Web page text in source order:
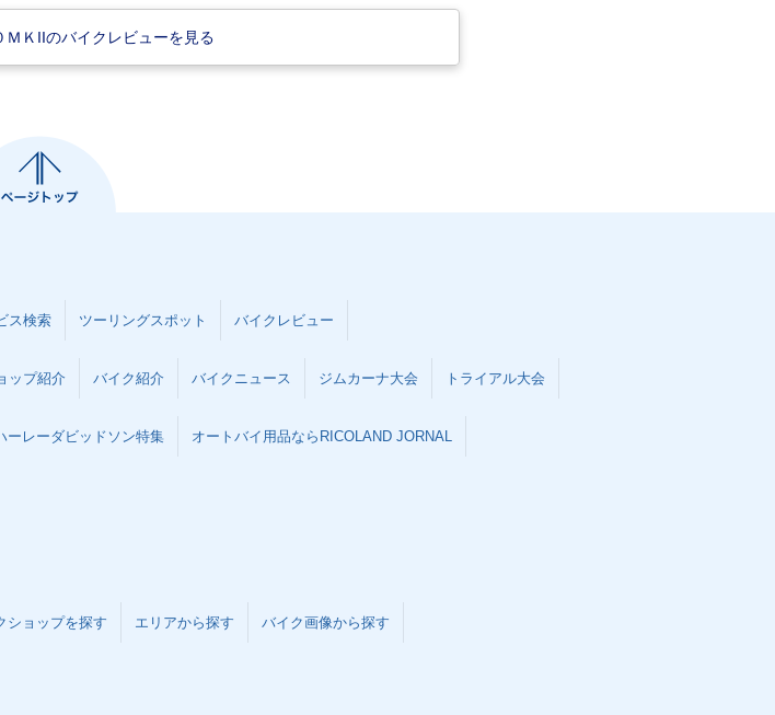
ＭＫIIのバイクレビューを見る
ス検索 ツーリングスポット バイクレビュー
ップ紹介 バイク紹介 バイクニュース ジムカーナ大会 トライアル大会
ーレーダビッドソン特集 オートバイ用品ならRICOLAND JORNAL
ショップを探す エリアから探す バイク画像から探す